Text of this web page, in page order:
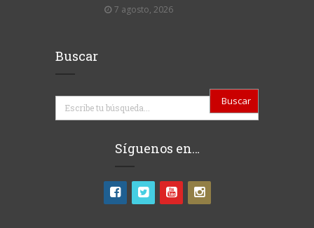
7 agosto, 2026
Buscar
Buscar
Síguenos en…